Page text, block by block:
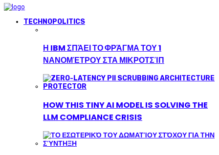
TECHNOPOLITICS
Η IBM ΣΠΆΕΙ ΤΟ ΦΡΆΓΜΑ ΤΟΥ 1
ΝΑΝΟΜΈΤΡΟΥ ΣΤΑ ΜΙΚΡΟΤΣΊΠ
HOW THIS TINY AI MODEL IS SOLVING THE
LLM COMPLIANCE CRISIS